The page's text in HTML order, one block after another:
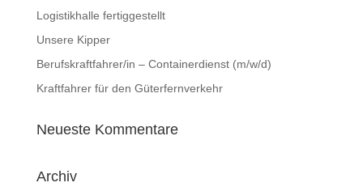
Logistikhalle fertiggestellt
Unsere Kipper
Berufskraftfahrer/in – Containerdienst (m/w/d)
Kraftfahrer für den Güterfernverkehr
Neueste Kommentare
Archiv